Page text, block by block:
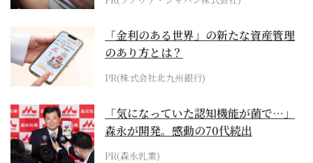
「金利のある世界」の新たな資産管理
のあり方とは？
PR(株式会社北九州銀行)
「気になっていた認知機能が菌で…」
森永が開発。感動の70代続出
PR(森永乳業)